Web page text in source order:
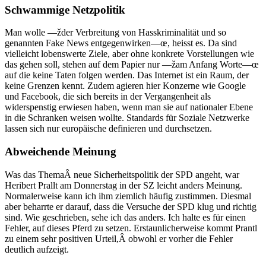
Schwammige Netzpolitik
Man wolle —žder Verbreitung von Hasskriminalität und so
genannten Fake News entgegenwirken—œ, heisst es. Da sind
vielleicht lobenswerte Ziele, aber ohne konkrete Vorstellungen wie
das gehen soll, stehen auf dem Papier nur —žam Anfang Worte—œ
auf die keine Taten folgen werden. Das Internet ist ein Raum, der
keine Grenzen kennt. Zudem agieren hier Konzerne wie Google
und Facebook, die sich bereits in der Vergangenheit als
widerspenstig erwiesen haben, wenn man sie auf nationaler Ebene
in die Schranken weisen wollte. Standards für Soziale Netzwerke
lassen sich nur europäische definieren und durchsetzen.
Abweichende Meinung
Was das ThemaÂ neue Sicherheitspolitik der SPD angeht, war
Heribert Prallt am Donnerstag in der SZ leicht anders Meinung.
Normalerweise kann ich ihm ziemlich häufig zustimmen. Diesmal
aber beharrte er darauf, dass die Versuche der SPD klug und richtig
sind. Wie geschrieben, sehe ich das anders. Ich halte es für einen
Fehler, auf dieses Pferd zu setzen. Erstaunlicherweise kommt Prantl
zu einem sehr positiven Urteil,Â obwohl er vorher die Fehler
deutlich aufzeigt.